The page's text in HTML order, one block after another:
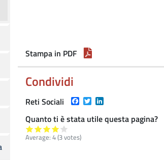
Stampa in PDF
Condividi
Reti Sociali Facebook
Twitter
Quanto ti è stata utile questa pagina?
Average: 4(3votes)